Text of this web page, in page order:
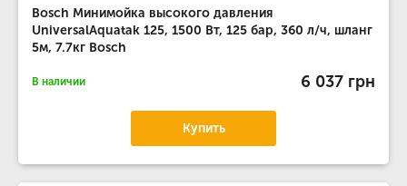
Bosch Минимойка высокого давления
UniversalAquatak 125, 1500 Вт, 125 бар, 360 л/ч, шланг
5м, 7.7кг Bosch
В наличии 6 037 грн
Купить